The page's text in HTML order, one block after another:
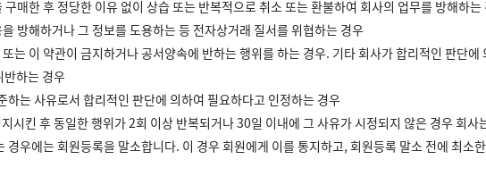
구매한 후 정당한 이유 없이 상습 또는 반복적으로 취소 또는 환불하여 회사의 업무를 방해하는
방해하거나 그 정보를 도용하는 등 전자상거래 질서를 위협하는 경우
는 이 약관이 금지하거나 공서양속에 반하는 행위를 하는 경우. 기타 회사가 합리적인 판단에
반하는 경우
하는 사유로서 합리적인 판단에 의하여 필요하다고 인정하는 경우
시킨 후 동일한 행위가 2회 이상 반복되거나 30일 이내에 그 사유가 시정되지 않은 경우 회사
경우에는 회원등록을 말소합니다. 이 경우 회원에게 이를 통지하고, 회원등록 말소 전에 최소